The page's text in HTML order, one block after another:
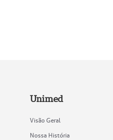
Unimed
Visão Geral
Nossa História